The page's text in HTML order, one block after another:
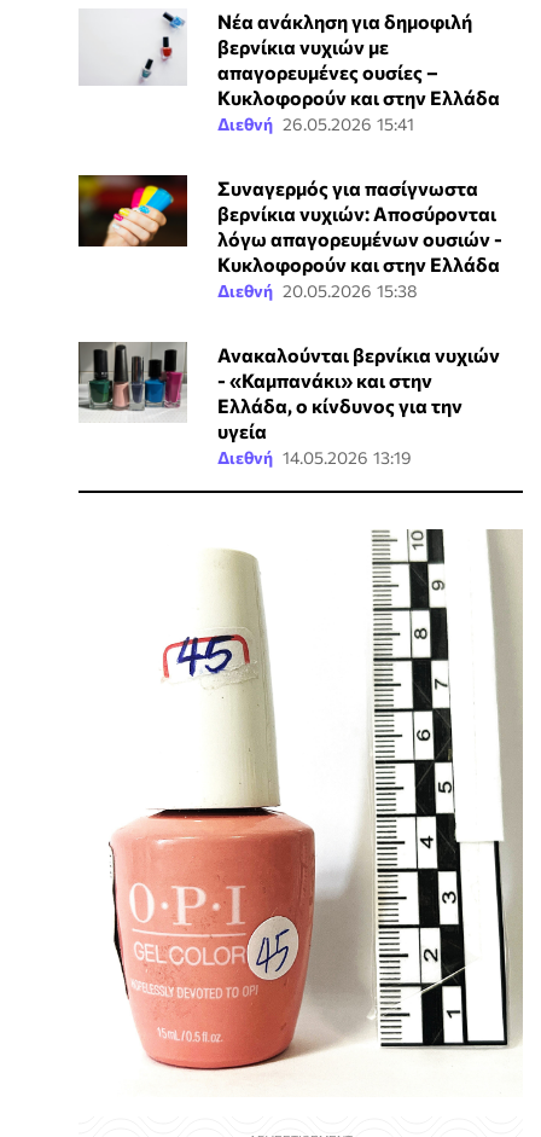
Νέα ανάκληση για δημοφιλή
βερνίκια νυχιών με
απαγορευμένες ουσίες –
Κυκλοφορούν και στην Ελλάδα
Διεθνή 26.05.2026 15:41
Συναγερμός για πασίγνωστα
βερνίκια νυχιών: Αποσύρονται
λόγω απαγορευμένων ουσιών -
Κυκλοφορούν και στην Ελλάδα
Διεθνή 20.05.2026 15:38
Ανακαλούνται βερνίκια νυχιών
- «Καμπανάκι» και στην
Ελλάδα, ο κίνδυνος για την
υγεία
Διεθνή 14.05.2026 13:19